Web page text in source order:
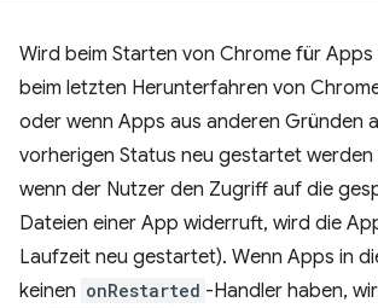
Wird beim Starten von Chrome für
beim letzten Herunterfahren von
oder wenn Apps aus anderen Gründen
vorherigen Status neu gestartet werden
wenn der Nutzer den Zugriff auf die
Dateien einer App widerruft, wird die
Laufzeit neu gestartet). Wenn Apps in
keinen onRestarted -Handler haben,